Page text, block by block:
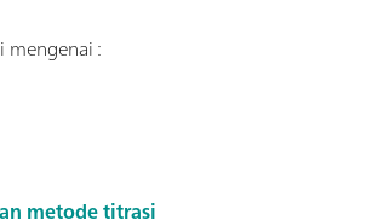
:
metode titrasi